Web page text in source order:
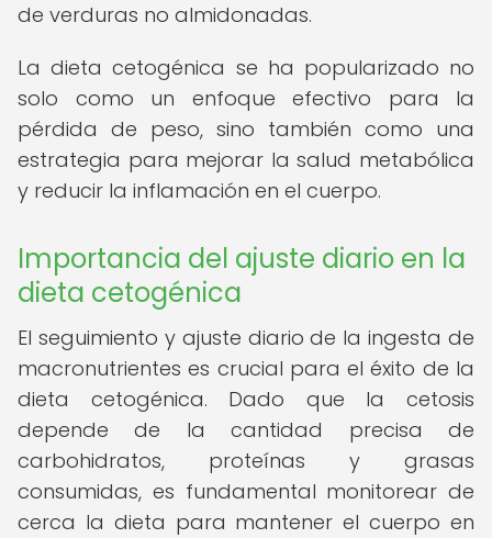
de verduras no almidonadas.
La dieta cetogénica se ha popularizado no
solo como un enfoque efectivo para la
pérdida de peso, sino también como una
estrategia para mejorar la salud metabólica
y reducir la inflamación en el cuerpo.
Importancia del ajuste diario en la
dieta cetogénica
El seguimiento y ajuste diario de la ingesta de
macronutrientes es crucial para el éxito de la
dieta cetogénica. Dado que la cetosis
depende de la cantidad precisa de
carbohidratos, proteínas y grasas
consumidas, es fundamental monitorear de
cerca la dieta para mantener el cuerpo en